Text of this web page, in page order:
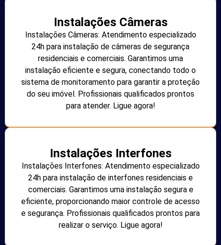
Instalações Câmeras
Instalações Câmeras: Atendimento especializado
24h para instalação de câmeras de segurança
residenciais e comerciais. Garantimos uma
instalação eficiente e segura, conectando todo o
sistema de monitoramento para garantir a proteção
do seu imóvel. Profissionais qualificados prontos
para atender. Ligue agora!
Instalações Interfones
Instalações Interfones: Atendimento especializado
24h para instalação de interfones residenciais e
comerciais. Garantimos uma instalação segura e
eficiente, proporcionando maior controle de acesso
e segurança. Profissionais qualificados prontos para
realizar o serviço. Ligue agora!